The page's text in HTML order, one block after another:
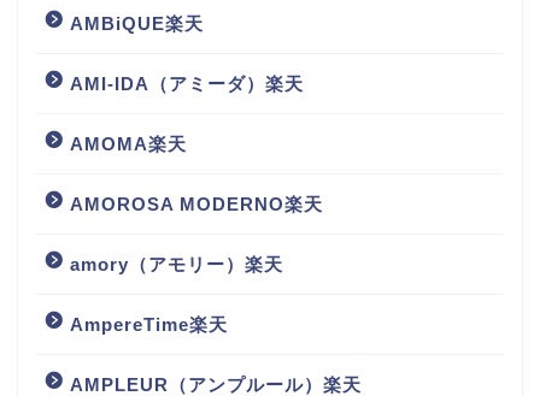
AMBiQUE楽天
AMI-IDA（アミーダ）楽天
AMOMA楽天
AMOROSA MODERNO楽天
amory（アモリー）楽天
AmpereTime楽天
AMPLEUR（アンプルール）楽天